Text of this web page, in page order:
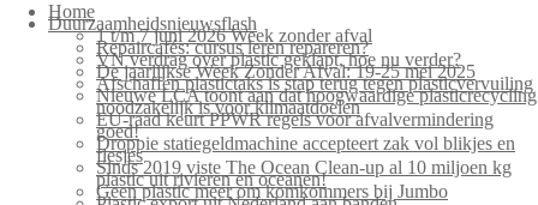
Home
Duurzaamheidsnieuwsflash
1 t/m 7 juni 2026 Week zonder afval
Repaircafés: cursus leren repareren?
VN verdrag over plastic geklapt, hoe nu verder?
De jaarlijkse Week Zonder Afval: 19-25 mei 2025
Afschaffen plastictaks is stap terug tegen plasticvervuiling
Nieuwe LCA toont aan dat hoogwaardige plasticrecycling
noodzakelijk is voor klimaatdoelen
EU-raad keurt PPWR regels voor afvalvermindering
goed!
Droppie statiegeldmachine accepteert zak vol blikjes en
flesjes
Sinds 2019 viste The Ocean Clean-up al 10 miljoen kg
plastic uit rivieren en oceanen!
Geen plastic meer om komkommers bij Jumbo